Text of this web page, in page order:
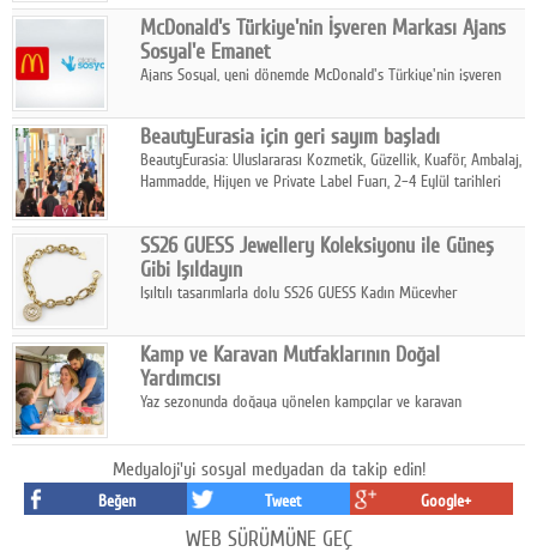
stratejisini uluslararası ölçeğe taşıyan satın alma hamlesini
tamamladı.
McDonald's Türkiye'nin İşveren Markası Ajans
Sosyal'e Emanet
Ajans Sosyal, yeni dönemde McDonald's Türkiye'nin işveren
BeautyEurasia için geri sayım başladı
BeautyEurasia: Uluslararası Kozmetik, Güzellik, Kuaför, Ambalaj,
Hammadde, Hijyen ve Private Label Fuarı, 2–4 Eylül tarihleri
SS26 GUESS Jewellery Koleksiyonu ile Güneş
Gibi Işıldayın
Işıltılı tasarımlarla dolu SS26 GUESS Kadın Mücevher
dokunuşunu taşıyor.
Kamp ve Karavan Mutfaklarının Doğal
Yardımcısı
Yaz sezonunda doğaya yönelen kampçılar ve karavan
temizlik sağlayan, çevreye duyarlı bitkisel içerikli ürünleri tercih
ediyor.
Medyaloji'yi sosyal medyadan da takip edin!
Beğen Tweet Google+
WEB SÜRÜMÜNE GEÇ